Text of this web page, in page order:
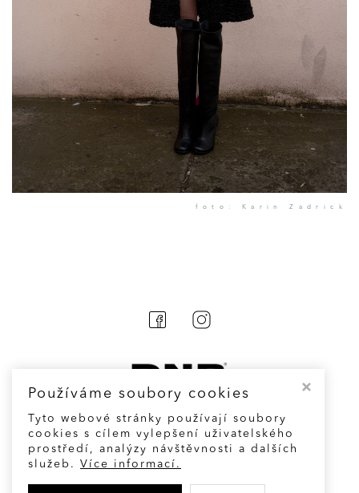
foto: Karin Zadrick
Cookies
Používáme soubory cookies
Tyto webové stránky používají soubory
cookies s cílem vylepšení uživatelského
prostředí, analýzy návštěvnosti a dalších
služeb. Více informací.